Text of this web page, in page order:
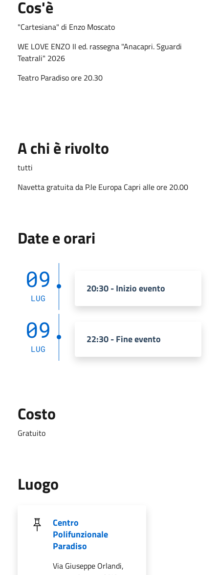
Cos'è
"Cartesiana" di Enzo Moscato
WE LOVE ENZO II ed. rassegna "Anacapri. Sguardi
Teatrali" 2026
Teatro Paradiso ore 20.30
A chi è rivolto
tutti
Navetta gratuita da P.le Europa Capri alle ore 20.00
Date e orari
09
LUG
20:30 - Inizio evento
09
LUG
22:30 - Fine evento
Costo
Gratuito
Luogo
Centro
Polifunzionale
Paradiso
Via Giuseppe Orlandi,